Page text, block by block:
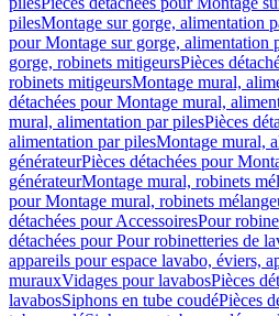
pilesMontage sur gorge, alimentation
pour Montage sur gorge, alimentation
gorge, robinets mitigeursPièces
robinets mitigeursMontage mural,
détachées pour Montage mural,
mural, alimentation par pilesPièces
alimentation par pilesMontage mural,
générateurPièces détachées pour
générateurMontage mural, robinets
pour Montage mural, robinets
détachées pour AccessoiresPour
détachées pour Pour robinetteries de
appareils pour espace lavabo, éviers,
murauxVidages pour lavabosPièces
lavabosSiphons en tube coudéPièces